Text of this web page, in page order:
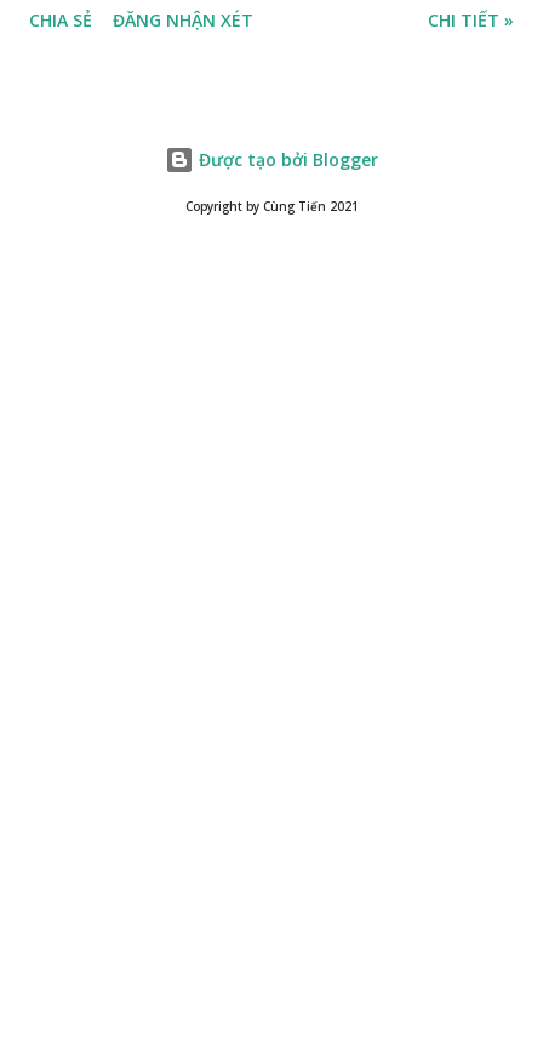
CHIA SẺ ĐĂNG NHẬN XÉT CHI TIẾT »
Được tạo bởi Blogger
Copyright by Cùng Tiến 2021